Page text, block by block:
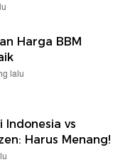
Harga BBM
lalu
Indonesia vs
Harus Menang!